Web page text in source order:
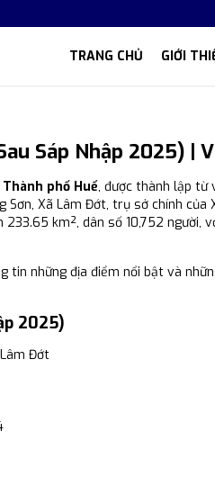
TRANG CHỦ GIỚI
Sáp Nhập 2025) |
phố Huế, được thành lập từ
Sơn, Xã Lâm Đớt, trụ sở chính của
233.65 km², dân số 10,752 người,
tin những địa điểm nổi bật và
2025)
Đớt